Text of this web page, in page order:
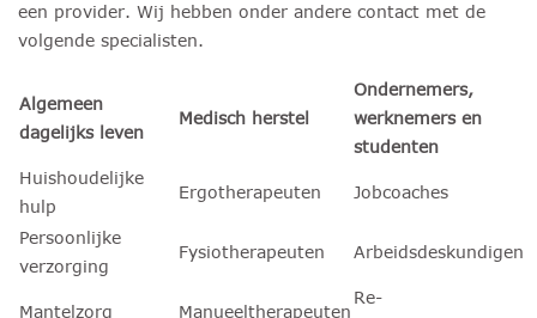
een provider. Wij hebben onder andere contact met de
volgende specialisten.
Algemeen
dagelijks leven
Medisch herstel
Ondernemers,
werknemers en
studenten
Huishoudelijke
hulp
Ergotherapeuten Jobcoaches
Persoonlijke
verzorging
Fysiotherapeuten Arbeidsdeskundigen
Mantelzorg Manueeltherapeuten
Re-